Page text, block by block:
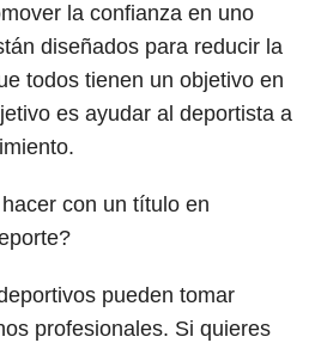
la confianza en uno
diseñados para reducir la
todos tienen un objetivo en
es ayudar al deportista a
con un título en
pueden tomar
profesionales. Si quieres